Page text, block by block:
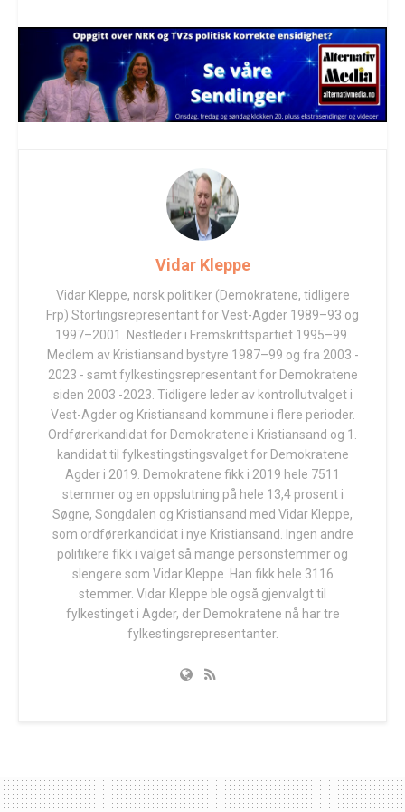
Vidar Kleppe
Vidar Kleppe, norsk politiker (Demokratene, tidligere
Frp) Stortingsrepresentant for Vest-Agder 1989–93 og
1997–2001. Nestleder i Fremskrittspartiet 1995–99.
Medlem av Kristiansand bystyre 1987–99 og fra 2003 -
2023 - samt fylkestingsrepresentant for Demokratene
siden 2003 -2023. Tidligere leder av kontrollutvalget i
Vest-Agder og Kristiansand kommune i flere perioder.
Ordførerkandidat for Demokratene i Kristiansand og 1.
kandidat til fylkestingstingsvalget for Demokratene
Agder i 2019. Demokratene fikk i 2019 hele 7511
stemmer og en oppslutning på hele 13,4 prosent i
Søgne, Songdalen og Kristiansand med Vidar Kleppe,
som ordførerkandidat i nye Kristiansand. Ingen andre
politikere fikk i valget så mange personstemmer og
slengere som Vidar Kleppe. Han fikk hele 3116
stemmer. Vidar Kleppe ble også gjenvalgt til
fylkestinget i Agder, der Demokratene nå har tre
fylkestingsrepresentanter.